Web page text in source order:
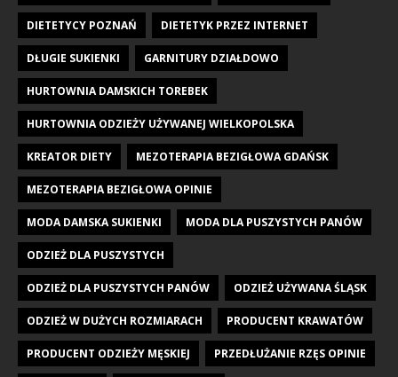
DIETETYCY POZNAŃ DIETETYK PRZEZ INTERNET
DŁUGIE SUKIENKI GARNITURY DZIAŁDOWO
HURTOWNIA DAMSKICH TOREBEK
HURTOWNIA ODZIEŻY UŻYWANEJ WIELKOPOLSKA
KREATOR DIETY MEZOTERAPIA BEZIGŁOWA GDAŃSK
MEZOTERAPIA BEZIGŁOWA OPINIE
MODA DAMSKA SUKIENKI MODA DLA PUSZYSTYCH PANÓW
ODZIEŻ DLA PUSZYSTYCH
ODZIEŻ DLA PUSZYSTYCH PANÓW ODZIEŻ UŻYWANA ŚLĄSK
ODZIEŻ W DUŻYCH ROZMIARACH PRODUCENT KRAWATÓW
PRODUCENT ODZIEŻY MĘSKIEJ PRZEDŁUŻANIE RZĘS OPINIE